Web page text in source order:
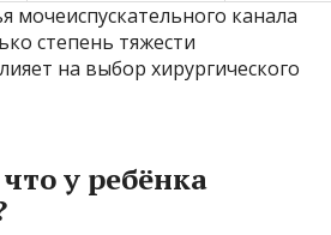
мочеиспускательного канала
степень тяжести
на выбор хирургического
у ребёнка